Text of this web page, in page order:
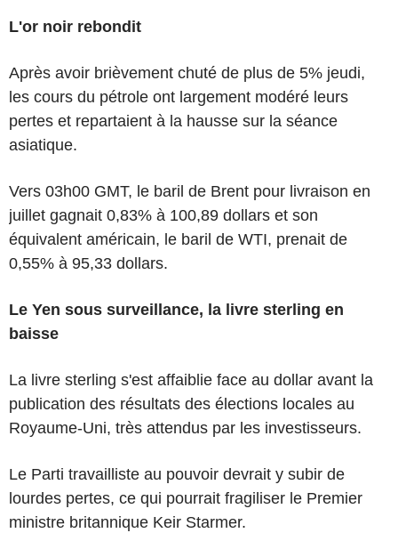
L'or noir rebondit
Après avoir brièvement chuté de plus de 5% jeudi,
les cours du pétrole ont largement modéré leurs
pertes et repartaient à la hausse sur la séance
asiatique.
Vers 03h00 GMT, le baril de Brent pour livraison en
juillet gagnait 0,83% à 100,89 dollars et son
équivalent américain, le baril de WTI, prenait de
0,55% à 95,33 dollars.
Le Yen sous surveillance, la livre sterling en
baisse
La livre sterling s'est affaiblie face au dollar avant la
publication des résultats des élections locales au
Royaume-Uni, très attendus par les investisseurs.
Le Parti travailliste au pouvoir devrait y subir de
lourdes pertes, ce qui pourrait fragiliser le Premier
ministre britannique Keir Starmer.